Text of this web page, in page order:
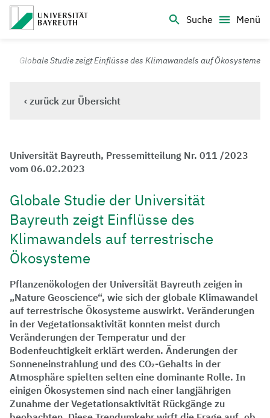
Suche
Menü
Universität Bayreuth – Deine Top-Campus-Uni
Globale Studie zeigt Einflüsse des Klimawandels auf Ökosysteme
‹ zurück zur Übersicht
Universität Bayreuth, Pressemitteilung Nr. 011 /2023
vom 06.02.2023
Globale Studie der Universität
Bayreuth zeigt Einflüsse des
Klimawandels auf terrestrische
Ökosysteme
Pflanzenökologen der Universität Bayreuth zeigen in
„Nature Geoscience“, wie sich der globale Klimawandel
auf terrestrische Ökosysteme auswirkt. Veränderungen
in der Vegetationsaktivität konnten meist durch
Veränderungen der Temperatur und der
Bodenfeuchtigkeit erklärt werden. Änderungen der
Sonneneinstrahlung und des CO₂-Gehalts in der
Atmosphäre spielten selten eine dominante Rolle. In
einigen Ökosystemen sind nach einer langjährigen
Zunahme der Vegetationsaktivität Rückgänge zu